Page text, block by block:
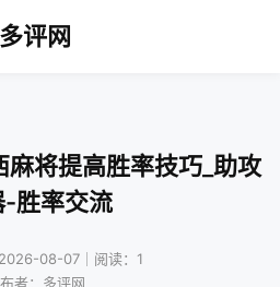
多评网
将提高胜率技巧_助攻
-胜率交流
08-07｜阅读：1
者：多评网